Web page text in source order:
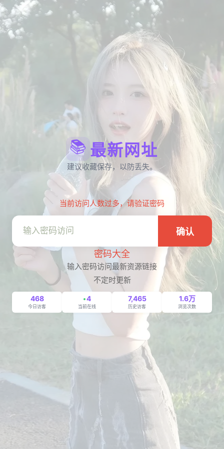
📚 最新网址
建议收藏保存，以防丢失。
当前访问人数过多，请验证密码
确认
密码大全
输入密码访问最新资源链接
不定时更新
468
今日访客
4
当前在线
7,465
历史访客
1.6万
浏览次数